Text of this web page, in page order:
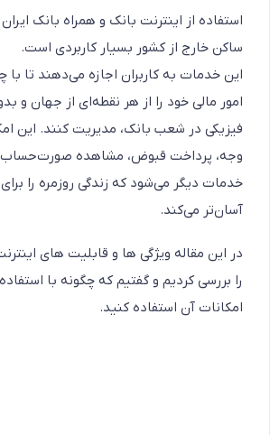
استفاده از اینترنت بانک و همراه بانک ایران
ساکن خارج از کشور بسیار کاربردی است.
این خدمات به کاربران اجازه می‌دهند تا با
امور مالی خود را از هر نقطه‌ای از جهان و
فیزیکی در شعب بانک، مدیریت کنند. این
وجه، پرداخت قبوض، مشاهده
خدمات دیگر می‌شود که زندگی روزمره را برای
آسان‌تر می‌کند.
در این مقاله ویژگی ها و قابلیت های
را بررسی کردیم و گفتیم که چگونه با استفاده
امکانات آن استفاده کنید.